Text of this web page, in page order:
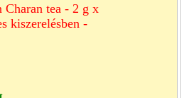
Charan tea - 2 g x
kiszerelésben -